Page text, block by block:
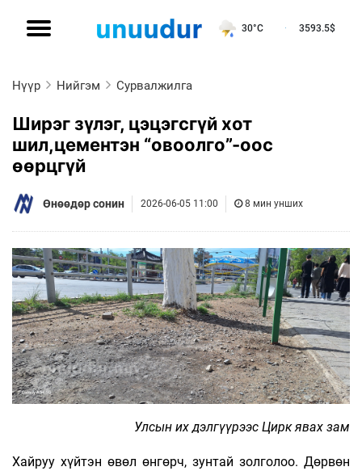
30°C 3593.5$
Нүүр Нийгэм Сурвалжилга
Ширэг зүлэг, цэцэгсгүй хот
шил,цементэн “овоолго”-оос
өөрцгүй
Өнөөдөр сонин 2026-06-05 11:00 8 мин унших
Улсын их дэлгүүрээс Цирк явах зам
Хайруу хүйтэн өвөл өнгөрч, зунтай золголоо. Дөрвөн